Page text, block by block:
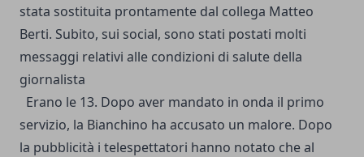
stata sostituita prontamente dal collega Matteo
Berti. Subito, sui social, sono stati postati molti
messaggi relativi alle condizioni di salute della
giornalista
Erano le 13. Dopo aver mandato in onda il primo
servizio, la Bianchino ha accusato un malore. Dopo
la pubblicità i telespettatori hanno notato che al